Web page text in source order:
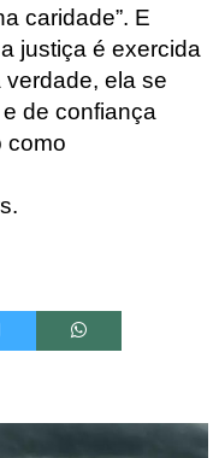
caridade”. E
justiça é exercida
ela se
de confiança
como